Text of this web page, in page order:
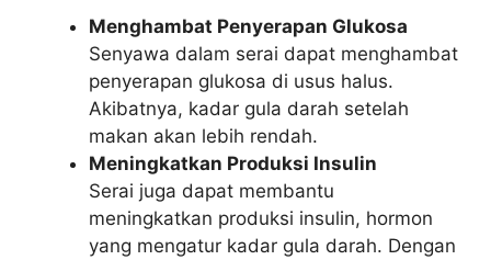
Menghambat Penyerapan Glukosa
Senyawa dalam serai dapat menghambat
penyerapan glukosa di usus halus.
Akibatnya, kadar gula darah setelah
makan akan lebih rendah.
Meningkatkan Produksi Insulin
Serai juga dapat membantu
meningkatkan produksi insulin, hormon
yang mengatur kadar gula darah. Dengan